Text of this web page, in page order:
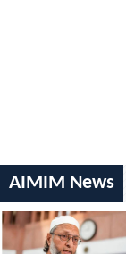
AIMIM News